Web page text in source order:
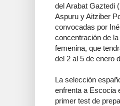
del Arabat Gaztedi
Aspuru y Aitziber
convocadas por
concentración de
femenina, que
del 2 al 5 de enero
La selección
enfrenta a Escocia
primer test de